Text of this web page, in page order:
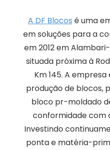
A DF Blocos é uma
em soluções para a
em 2012 em
situada próxima à
Km 145. A
produção de blocos,
bloco pr-moldado
conformidade com
Investindo
ponta e matéria-